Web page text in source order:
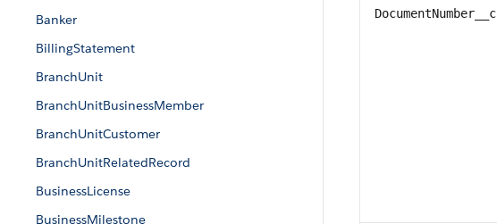
Banker
BillingStatement
BranchUnit
BranchUnitBusinessMember
BranchUnitCustomer
BranchUnitRelatedRecord
BusinessLicense
BusinessMilestone
DocumentNumber__c